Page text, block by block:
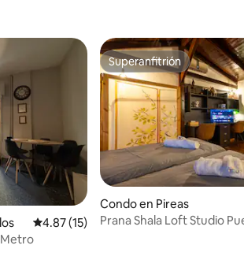
Calificación promedio: 4.87 de 5, 15
4.87 (15)
Superanfitrión
Superanfitrión
Condo en Pireas
Prana Shala Loft Studio